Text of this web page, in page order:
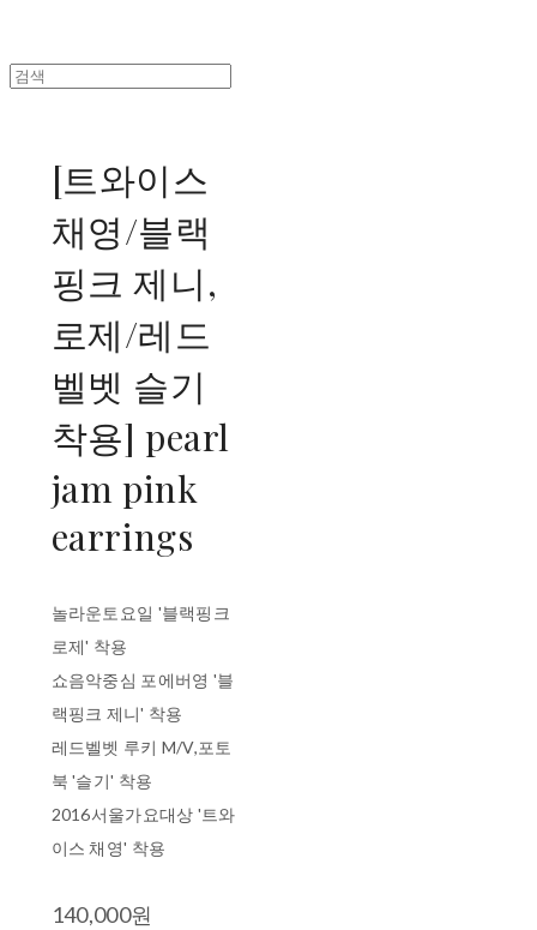
[트와이스
채영/블랙
핑크 제니,
로제/레드
벨벳 슬기
착용] pearl
jam pink
earrings
놀라운토요일 '블랙핑크
로제' 착용
쇼음악중심 포에버영 '블
랙핑크 제니' 착용
레드벨벳 루키 M/V,포토
북 '슬기' 착용
2016서울가요대상 '트와
이스 채영' 착용
140,000원